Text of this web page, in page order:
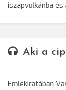
iszapvulkánba
Aki a
Emlékiratában